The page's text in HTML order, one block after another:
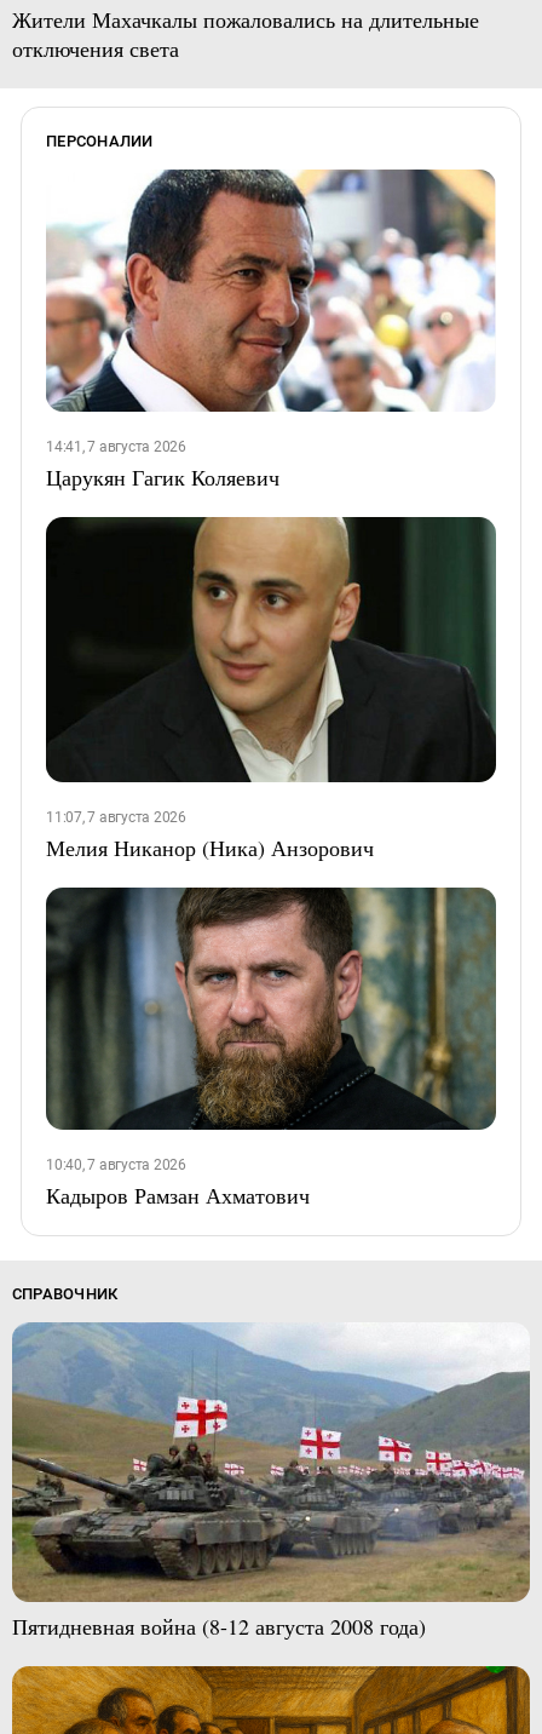
Жители Махачкалы пожаловались на длительные
отключения света
ПЕРСОНАЛИИ
14:41, 7 августа 2026
Царукян Гагик Коляевич
11:07, 7 августа 2026
Мелия Никанор (Ника) Анзорович
10:40, 7 августа 2026
Кадыров Рамзан Ахматович
СПРАВОЧНИК
Пятидневная война (8-12 августа 2008 года)